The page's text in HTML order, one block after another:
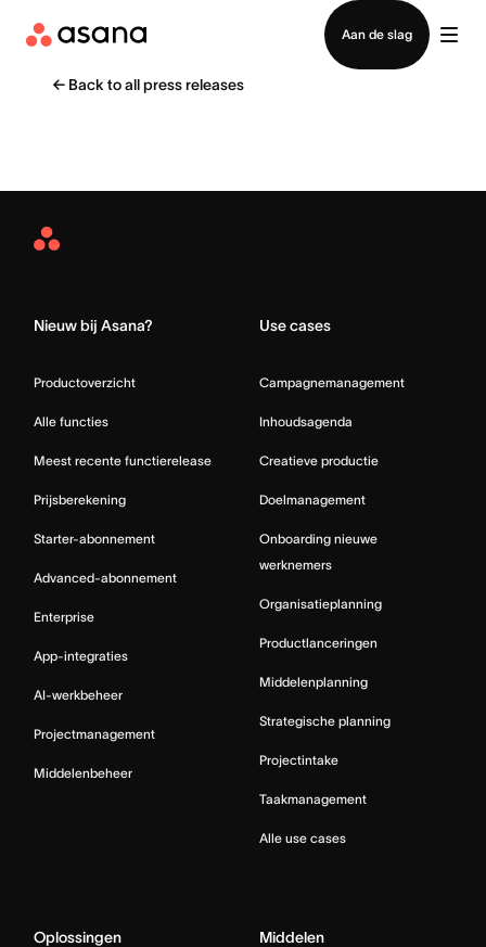
Aan de slag
Contact opnemen met verkoop
← Back to all press releases
Asana
Nieuw bij Asana?
Productoverzicht
Alle functies
Meest recente functierelease
Prijsberekening
Starter-abonnement
Advanced-abonnement
Enterprise
App-integraties
AI-werkbeheer
Projectmanagement
Middelenbeheer
Use cases
Campagnemanagement
Inhoudsagenda
Creatieve productie
Doelmanagement
Onboarding nieuwe
werknemers
Organisatieplanning
Productlanceringen
Middelenplanning
Strategische planning
Projectintake
Taakmanagement
Alle use cases
Oplossingen Middelen